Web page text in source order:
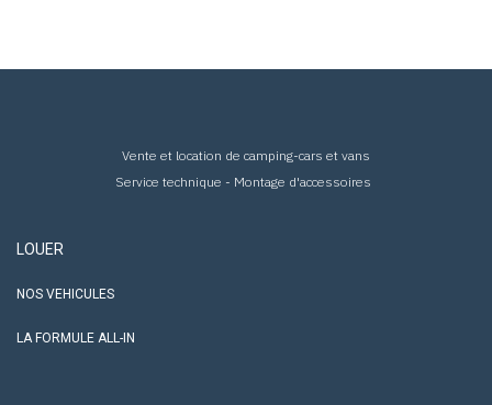
Vente et location de camping-cars et vans
Service technique - Montage d'accessoires
LOUER
NOS VEHICULES
LA FORMULE ALL-IN